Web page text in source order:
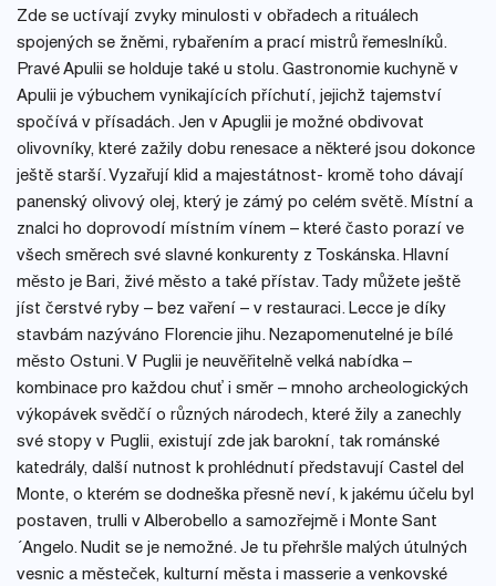
Zde se uctívají zvyky minulosti v obřadech a rituálech
spojených se žněmi, rybařením a prací mistrů řemeslníků.
Pravé Apulii se holduje také u stolu. Gastronomie kuchyně v
Apulii je výbuchem vynikajících příchutí, jejichž tajemství
spočívá v přísadách. Jen v Apuglii je možné obdivovat
olivovníky, které zažily dobu renesace a některé jsou dokonce
ještě starší. Vyzařují klid a majestátnost- kromě toho dávají
panenský olivový olej, který je zámý po celém světě. Místní a
znalci ho doprovodí místním vínem – které často porazí ve
všech směrech své slavné konkurenty z Toskánska. Hlavní
město je Bari, živé město a také přístav. Tady můžete ještě
jíst čerstvé ryby – bez vaření – v restauraci. Lecce je díky
stavbám nazýváno Florencie jihu. Nezapomenutelné je bílé
město Ostuni. V Puglii je neuvěřitelně velká nabídka –
kombinace pro každou chuť i směr – mnoho archeologických
výkopávek svědčí o různých národech, které žily a zanechly
své stopy v Puglii, existují zde jak barokní, tak románské
katedrály, další nutnost k prohlédnutí představují Castel del
Monte, o kterém se dodneška přesně neví, k jakému účelu byl
postaven, trulli v Alberobello a samozřejmě i Monte Sant
´Angelo. Nudit se je nemožné. Je tu přehršle malých útulných
vesnic a městeček, kulturní města i masserie a venkovské